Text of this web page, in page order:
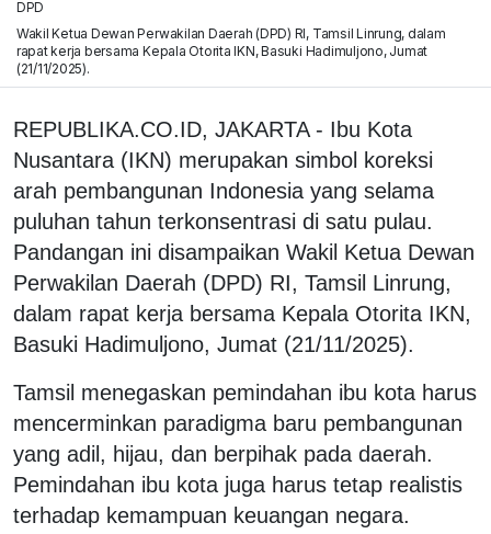
DPD
Wakil Ketua Dewan Perwakilan Daerah (DPD) RI, Tamsil Linrung, dalam
rapat kerja bersama Kepala Otorita IKN, Basuki Hadimuljono, Jumat
(21/11/2025).
REPUBLIKA.CO.ID, JAKARTA - Ibu Kota
Nusantara (IKN) merupakan simbol koreksi
arah pembangunan Indonesia yang selama
puluhan tahun terkonsentrasi di satu pulau.
Pandangan ini disampaikan Wakil Ketua Dewan
Perwakilan Daerah (DPD) RI, Tamsil Linrung,
dalam rapat kerja bersama Kepala Otorita IKN,
Basuki Hadimuljono, Jumat (21/11/2025).
Tamsil menegaskan pemindahan ibu kota harus
mencerminkan paradigma baru pembangunan
yang adil, hijau, dan berpihak pada daerah.
Pemindahan ibu kota juga harus tetap realistis
terhadap kemampuan keuangan negara.